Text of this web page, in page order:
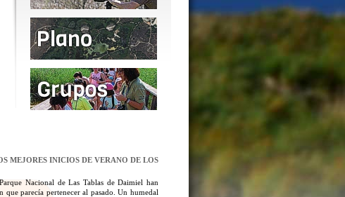
MEJORES INICIOS DE VERANO DE LOS
Nacional de Las Tablas de Daimiel han
parecía pertenecer al pasado. Un humedal